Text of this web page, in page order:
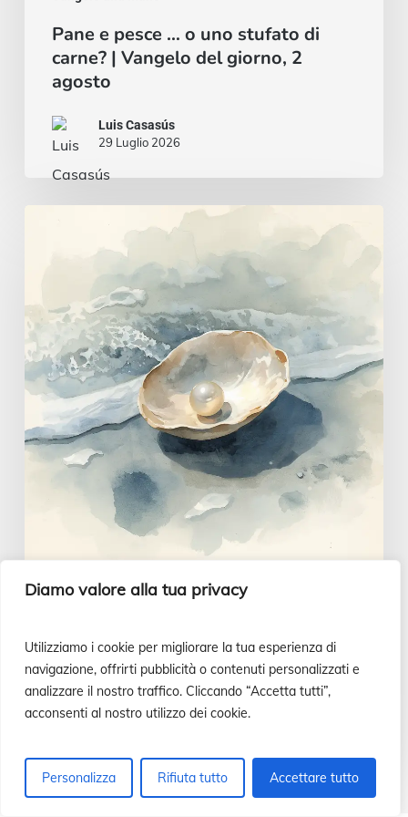
Diamo valore alla tua privacy
Utilizziamo i cookie per migliorare la tua esperienza di
navigazione, offrirti pubblicità o contenuti personalizzati e
analizzare il nostro traffico. Cliccando “Accetta tutti”,
acconsenti al nostro utilizzo dei cookie.
Personalizza Rifiuta tutto Accettare tutto
agostoPane e pesce … o uno stufato di
carne? | Vangelo del giorno, 2
agosto
Luis Casasús
29 Luglio 2026
Vangelo alla mano
intelligente
|
Vangelo
del
giorno,
Un cuore saggio e intelligente |
Vangelo del giorno, 26 luglio
Luis Casasús
22 Luglio 2026